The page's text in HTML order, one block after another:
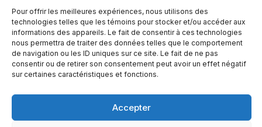
Pour offrir les meilleures expériences, nous utilisons des
technologies telles que les témoins pour stocker et/ou accéder aux
informations des appareils. Le fait de consentir à ces technologies
nous permettra de traiter des données telles que le comportement
de navigation ou les ID uniques sur ce site. Le fait de ne pas
consentir ou de retirer son consentement peut avoir un effet négatif
sur certaines caractéristiques et fonctions.
Accepter
© Copyright 2026 – Altomédia Inc |